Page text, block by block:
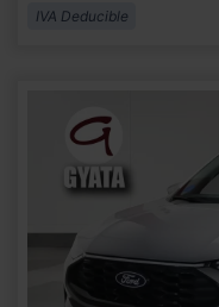
IVA Deducible